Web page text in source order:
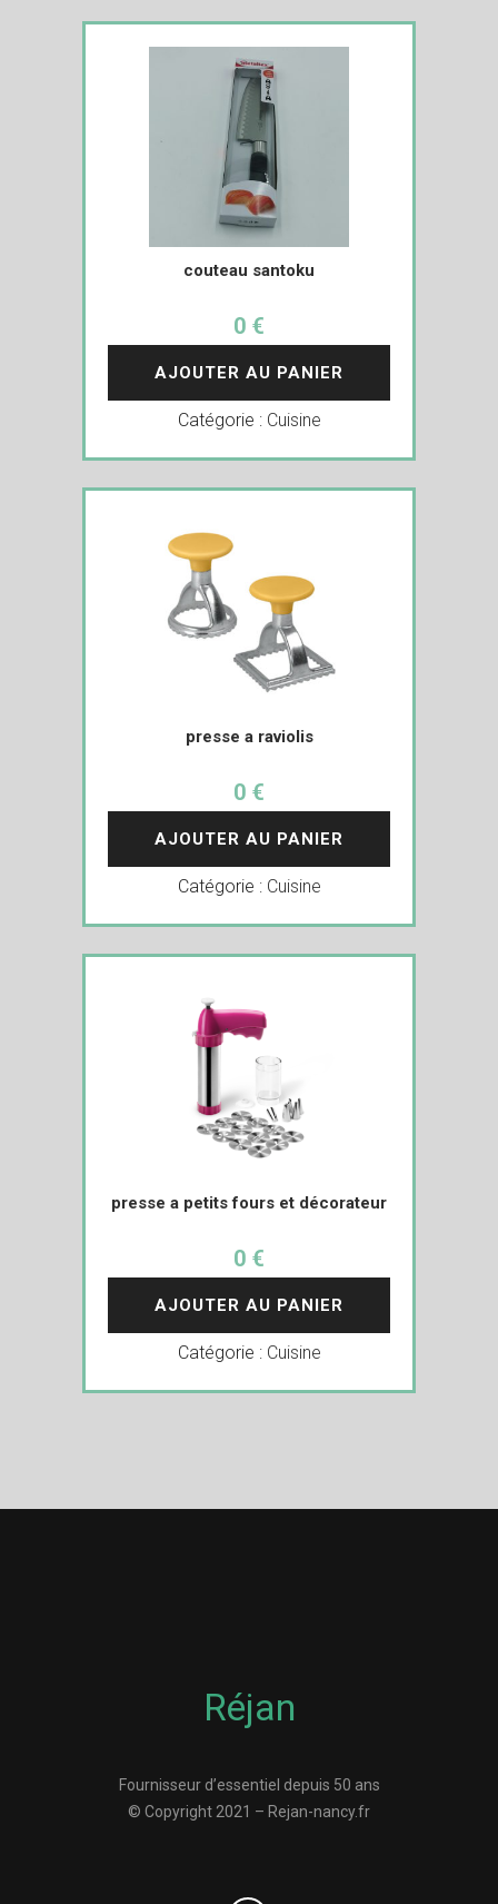
couteau santoku
0 €
AJOUTER AU PANIER
Catégorie : Cuisine
presse a raviolis
0 €
AJOUTER AU PANIER
Catégorie : Cuisine
presse a petits fours et décorateur
0 €
AJOUTER AU PANIER
Catégorie : Cuisine
Réjan
Fournisseur d’essentiel depuis 50 ans
© Copyright 2021 – Rejan-nancy.fr